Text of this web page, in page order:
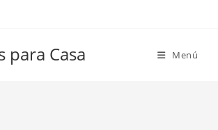
para Casa Menú